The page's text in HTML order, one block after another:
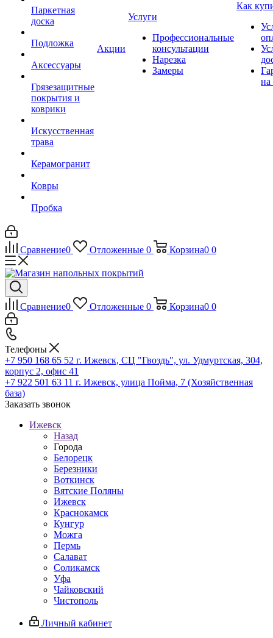
Паркетная
доска
Подложка
Аксессуары
Грязезащитные
покрытия и
коврики
Искусственная
трава
Керамогранит
Ковры
Пробка
Акции
Услуги
Профессиональные
консультации
Нарезка
Замеры
Как
на
Сравнение0 Отложенные 0 Корзина0 0
Сравнение0 Отложенные 0 Корзина0 0
Телефоны
+7 950 168 65 52 г. Ижевск, СЦ "Гвоздь", ул. Удмуртская, 304,
корпус 2, офис 41
+7 922 501 63 11 г. Ижевск, улица Пойма, 7 (Хозяйственная
база)
Заказать звонок
Ижевск
Назад
Города
Белорецк
Березники
Воткинск
Вятские Поляны
Ижевск
Краснокамск
Кунгур
Можга
Пермь
Салават
Соликамск
Уфа
Чайковский
Чистополь
Личный кабинет